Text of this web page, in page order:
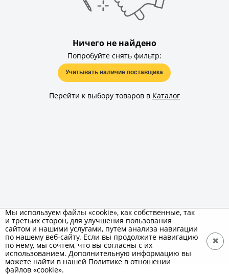
Ничего не найдено
Попробуйте снять фильтр:
Учитывать наличие поставщика
Перейти к выбору товаров в Каталог
Мы используем файлы «cookie», как собственные, так
и третьих сторон, для улучшения пользования
сайтом и нашими услугами, путем анализа навигации
по нашему веб-сайту. Если вы продолжите навигацию
по нему, мы сочтем, что вы согласны с их
использованием. Дополнительную информацию вы
можете найти в нашей Политике в отношении
файлов «cookie».
✖